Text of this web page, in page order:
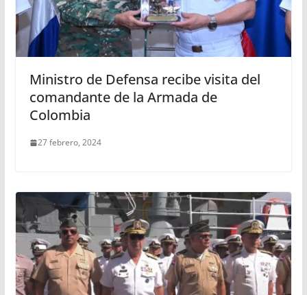
Ministro de Defensa recibe visita del
comandante de la Armada de
Colombia
27 febrero, 2024